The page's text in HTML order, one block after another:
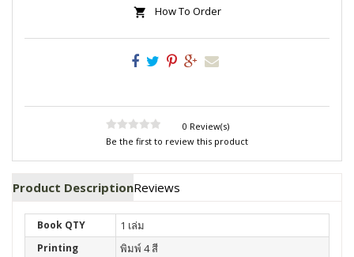
How To Order
0 Review(s)
Be the first to review this product
Product DescriptionReviews
Book QTY 1 เล่ม
Printing พิมพ์ 4 สี